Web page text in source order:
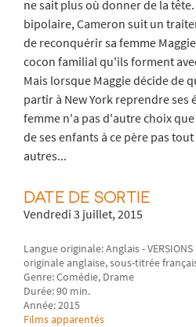
ne sait plus où donner de la
bipolaire, Cameron suit un
de reconquérir sa femme
cocon familial qu'ils forment
Mais lorsque Maggie décide de
partir à New York reprendre ses
femme n'a pas d'autre choix
de ses enfants à ce père pas
autres...
DATE DE SORTIE
Vendredi 3 juillet, 2015
Langue originale: Anglais - VERSIONS
originale anglaise, sous-titrée
Genre: Comédie, Drame
Durée: 90 min.
Année: 2015
Films apparentés